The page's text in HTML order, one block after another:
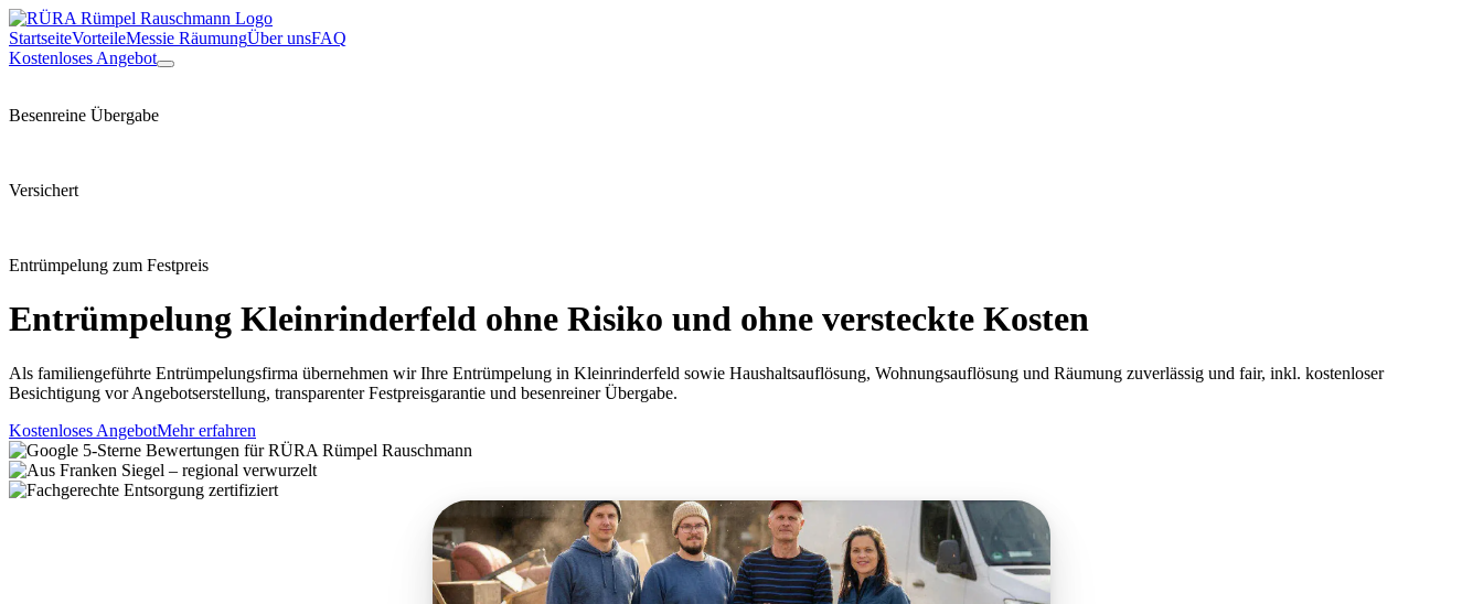
StartseiteVorteileMessie RäumungÜber unsFAQ
Kostenloses Angebot
Besenreine Übergabe
Versichert
Entrümpelung zum Festpreis
Entrümpelung Kleinrinderfeld ohne Risiko und ohne versteckte Kosten
Als familiengeführte Entrümpelungsfirma übernehmen wir Ihre Entrümpelung in Kleinrinderfeld sowie Haushaltsauflösung, Wohnungsauflösung und Räumung zuverlässig und fair, inkl. kostenloser
Besichtigung vor Angebotserstellung, transparenter Festpreisgarantie und besenreiner Übergabe.
Kostenloses AngebotMehr erfahren